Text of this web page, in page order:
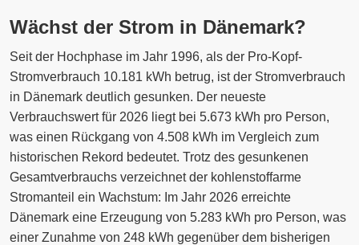
Wächst der Strom in Dänemark?
Seit der Hochphase im Jahr 1996, als der Pro-Kopf-
Stromverbrauch 10.181 kWh betrug, ist der Stromverbrauch
in Dänemark deutlich gesunken. Der neueste
Verbrauchswert für 2026 liegt bei 5.673 kWh pro Person,
was einen Rückgang von 4.508 kWh im Vergleich zum
historischen Rekord bedeutet. Trotz des gesunkenen
Gesamtverbrauchs verzeichnet der kohlenstoffarme
Stromanteil ein Wachstum: Im Jahr 2026 erreichte
Dänemark eine Erzeugung von 5.283 kWh pro Person, was
einer Zunahme von 248 kWh gegenüber dem bisherigen